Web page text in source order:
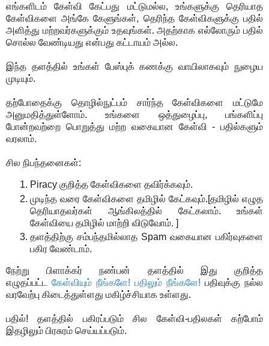
எங்களிடம் கேள்வி கேட்பது மட்டுமல்ல, உங்களுக்கு தெரியாத
கேள்விகளை அங்கே கேளுங்கள், தெரிந்த கேள்விகளுக்கு பதில்
அளித்து மற்றவர்களுக்கும் உதவுங்கள். அதற்காக எல்லோரும் பதில்
சொல்ல வேண்டியது என்பது கட்டாயம் அல்ல.
இந்த தளத்தில் உங்கள் பேஸ்புக் கணக்கு வாயிலாகவும் நுழைய
முடியும்.
தற்போதைக்கு தொழில்நுட்பம் சார்ந்த கேள்விகளை மட்டுமே
அனுமதித்துள்ளோம். உங்களை ஒத்துழைப்பு, பங்களிப்பு
போன்றவற்றை பொறுத்து மற்ற வகையான கேள்வி - பதில்களும்
வரலாம்.
சில நிபந்தனைகள்:
Piracy குறித்த கேள்விகளை தவிர்க்கவும்.
முடிந்த வரை கேள்விகளை தமிழில் கேட்கவும்.[தமிழில் எழுத
தெரியாதவர்கள் ஆங்கிலத்தில் கேட்கலாம். உங்கள்
கேள்வியை தமிழில் மாற்றி விடுவோம். ]
தளத்திற்கு சம்பந்தமில்லாத Spam வகையான பகிர்வுகளை
பகிர வேண்டாம்.
நேற்று பிளாக்கர் நண்பன் தளத்தில் இது குறித்த
எழுதப்பட்ட கேள்வியும் நீங்களே! பதிலும் நீங்களே! பதிவுக்கு நல்ல
வரவேற்பு கிடைத்துள்ளது மகிழ்ச்சியாக உள்ளது.
பதில்! தளத்தில் பகிரப்படும் சில கேள்வி-பதிலகள் கற்போம்
இதழிலும் பிரசுரம் செய்யப்படும்.